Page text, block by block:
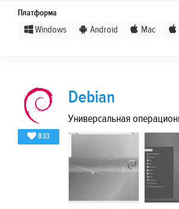
Платформа
Windows Android Mac
833
Debian
Универсальная